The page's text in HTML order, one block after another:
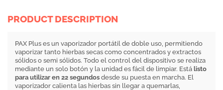
PRODUCT DESCRIPTION
PAX Plus es un vaporizador portátil de doble uso, permitiendo
vaporizar tanto hierbas secas como concentrados y extractos
sólidos o semi sólidos. Todo el control del dispositivo se realiza
mediante un solo botón y la unidad es fácil de limpiar. Está listo
para utilizar en 22 segundos desde su puesta en marcha. El
vaporizador calienta las hierbas sin llegar a quemarlas,